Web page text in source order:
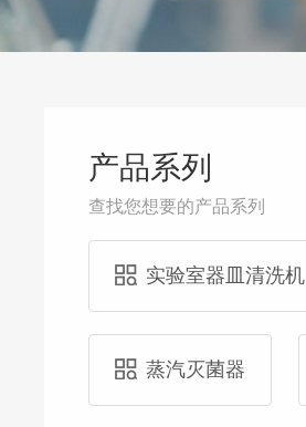
产品系列
查找您想要的产品系列
实验室器皿清洗机
蒸汽灭菌器